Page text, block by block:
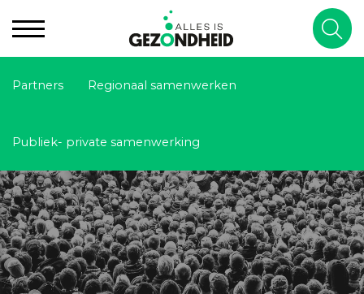
Partners Regionaal samenwerken
Publiek- private samenwerking